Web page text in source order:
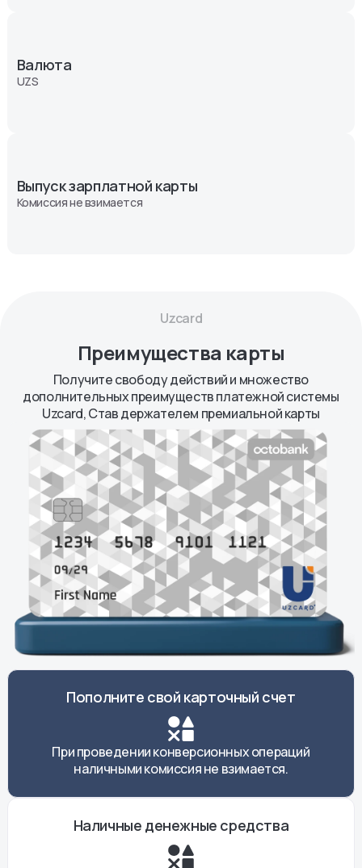
Валюта
UZS
Выпуск зарплатной карты
Комиссия не взимается
Uzcard
Преимущества карты
Получите свободу действий и множество
дополнительных преимуществ платежной системы
Uzcard, Став держателем премиальной карты
Пополните свой карточный счет
При проведении конверсионных операций
наличными комиссия не взимается.
Наличные денежные средства